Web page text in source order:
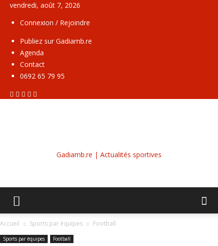
vendredi, août 7, 2026
Connexion / Rejoindre
Publiez sur Gadiamb.re
Agenda
Contact
0692 65 79 95
Gadiamb.re | Actualités sportives
Accueil Sports par équipes Football
Sports par équipes Football